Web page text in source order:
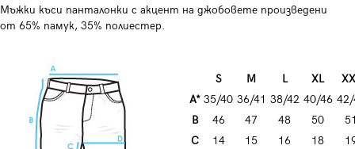
Мъжки къси панталонки с акцент на джобовете произведени
от 65% памук, 35% полиестер.
S M L XL
A* 35/40 36/41 38/42 40/46
B
46 47 48 50
C
14 15 16 18